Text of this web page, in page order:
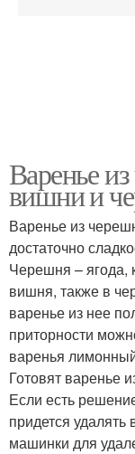
Варенье
вишни и
Варенье из
достаточно
Черешня – ягода,
вишня, также в
варенье из нее
приторности
варенья
Готовят варенье
Если есть
придется
машинки для